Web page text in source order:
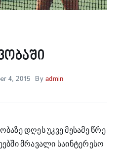
4, 2015 Byadmin
დღეს უკვე მესამე წრე
მრავალი საინტერესო